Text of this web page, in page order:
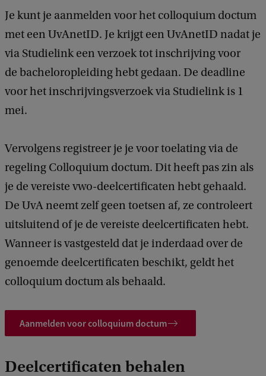
Je kunt je aanmelden voor het colloquium doctum
met een UvAnetID. Je krijgt een UvAnetID nadat je
via Studielink een verzoek tot inschrijving voor
de bacheloropleiding hebt gedaan. De deadline
voor het inschrijvingsverzoek via Studielink is 1
mei.
Vervolgens registreer je je voor toelating via de
regeling Colloquium doctum. Dit heeft pas zin als
je de vereiste vwo-deelcertificaten hebt gehaald.
De UvA neemt zelf geen toetsen af, ze controleert
uitsluitend of je de vereiste deelcertificaten hebt.
Wanneer is vastgesteld dat je inderdaad over de
genoemde deelcertificaten beschikt, geldt het
colloquium doctum als behaald.
Aanmelden voor colloquium doctum
Deelcertificaten behalen